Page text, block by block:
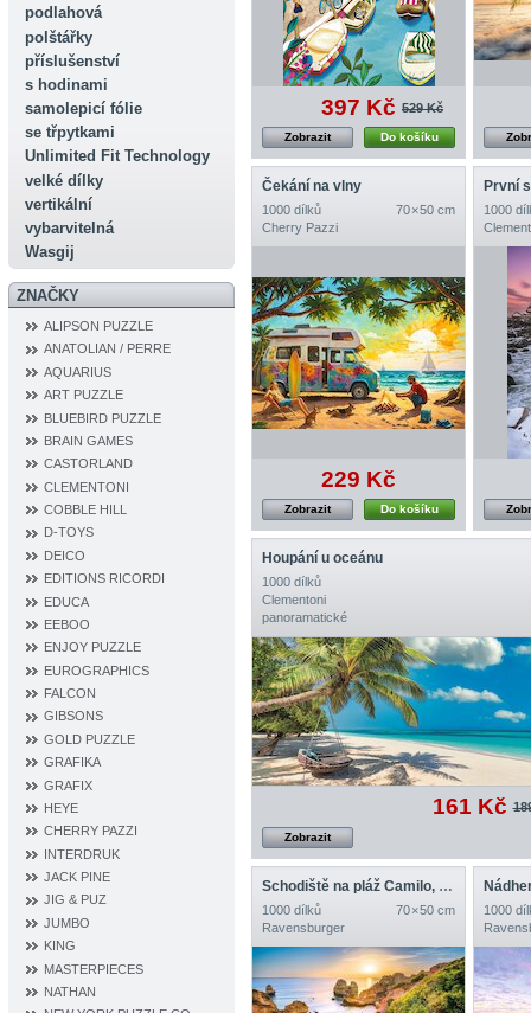
podlahová
polštářky
příslušenství
s hodinami
samolepicí fólie
se třpytkami
Unlimited Fit Technology
velké dílky
vertikální
vybarvitelná
Wasgij
ZNAČKY
ALIPSON PUZZLE
ANATOLIAN / PERRE
AQUARIUS
ART PUZZLE
BLUEBIRD PUZZLE
BRAIN GAMES
CASTORLAND
CLEMENTONI
COBBLE HILL
D‐TOYS
DEICO
EDITIONS RICORDI
EDUCA
EEBOO
ENJOY PUZZLE
EUROGRAPHICS
FALCON
GIBSONS
GOLD PUZZLE
GRAFIKA
GRAFIX
HEYE
CHERRY PAZZI
INTERDRUK
JACK PINE
JIG & PUZ
JUMBO
KING
MASTERPIECES
NATHAN
397 Kč 529 Kč
Do košíku
Zobrazit
Čekání na vlny
1000 dílků
70 × 50 cm
Cherry Pazzi
229 Kč
Do košíku
Zobrazit
1000
Houpání u oceánu
1000 dílků
Clementoni
panoramatické
161 Kč
Zobrazit
Schodiště na pláž Camilo, Algarve
1000 dílků
70 × 50 cm
Ravensburger
1000